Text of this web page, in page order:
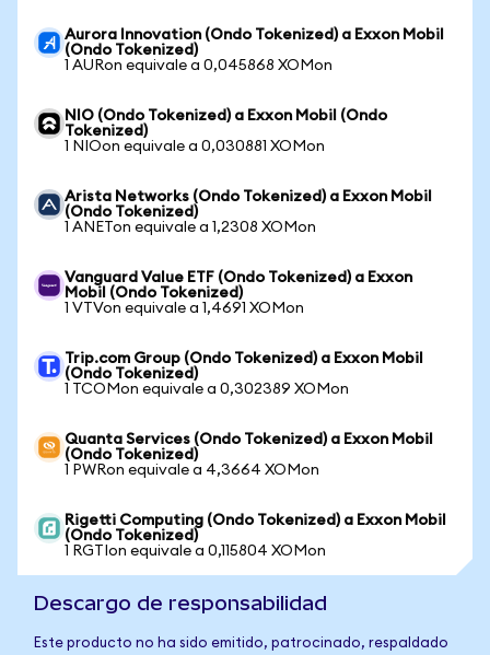
Aurora Innovation (Ondo Tokenized) a Exxon Mobil
(Ondo Tokenized)
1 AURon equivale a 0,045868 XOMon
NIO (Ondo Tokenized) a Exxon Mobil (Ondo
Tokenized)
1 NIOon equivale a 0,030881 XOMon
Arista Networks (Ondo Tokenized) a Exxon Mobil
(Ondo Tokenized)
1 ANETon equivale a 1,2308 XOMon
Vanguard Value ETF (Ondo Tokenized) a Exxon
Mobil (Ondo Tokenized)
1 VTVon equivale a 1,4691 XOMon
Trip.com Group (Ondo Tokenized) a Exxon Mobil
(Ondo Tokenized)
1 TCOMon equivale a 0,302389 XOMon
Quanta Services (Ondo Tokenized) a Exxon Mobil
(Ondo Tokenized)
1 PWRon equivale a 4,3664 XOMon
Rigetti Computing (Ondo Tokenized) a Exxon Mobil
(Ondo Tokenized)
1 RGTIon equivale a 0,115804 XOMon
Descargo de responsabilidad
Este producto no ha sido emitido, patrocinado, respaldado